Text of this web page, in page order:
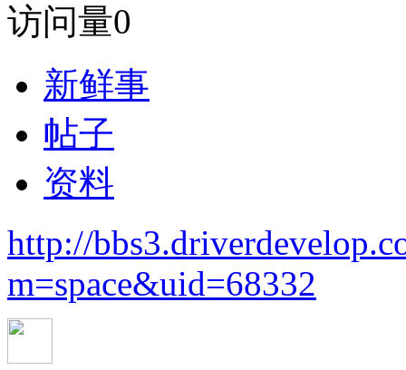
访问量0
新鲜事
帖子
资料
http://
m=space&uid=68332